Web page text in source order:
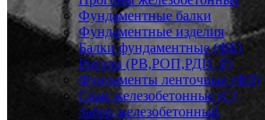
Фундаментные балки
Фундаментные изделия
Балки фундаментные (ФБ)
Ригели (РВ,РОП,РДП, Р)
Фундаменты ленточные (ФЛ)
Сваи железобетонные (С)
Забор железобетонный